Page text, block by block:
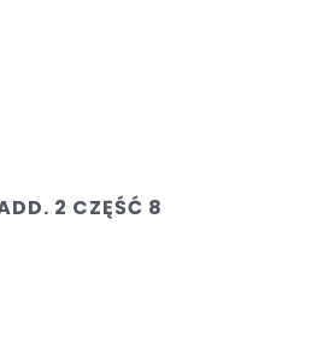
2 CZĘŚĆ 8